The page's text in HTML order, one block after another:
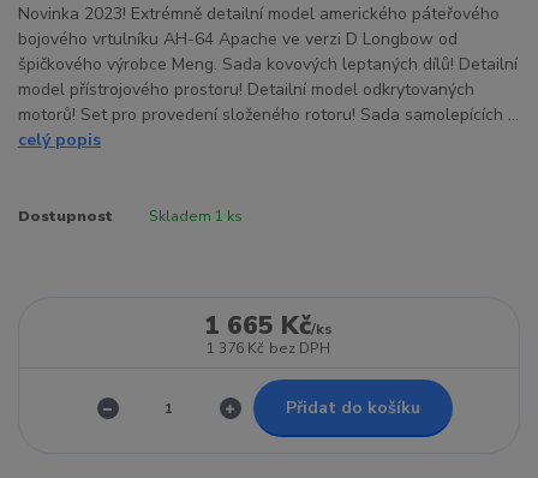
Novinka 2023! Extrémně detailní model amerického páteřového
bojového vrtulníku AH-64 Apache ve verzi D Longbow od
špičkového výrobce Meng. Sada kovových leptaných dílů! Detailní
model přístrojového prostoru! Detailní model odkrytovaných
motorů! Set pro provedení složeného rotoru! Sada samolepících ...
celý popis
Dostupnost Skladem 1 ks
1 665 Kč/ks
1 376 Kč bez DPH
Přidat do košíku